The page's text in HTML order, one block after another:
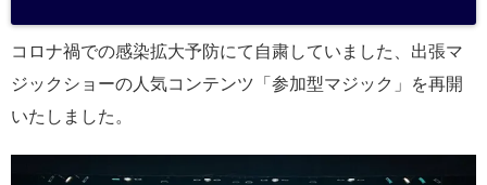
コロナ禍での感染拡大予防にて自粛していました、出張マ
ジックショーの人気コンテンツ「参加型マジック」を再開
いたしました。